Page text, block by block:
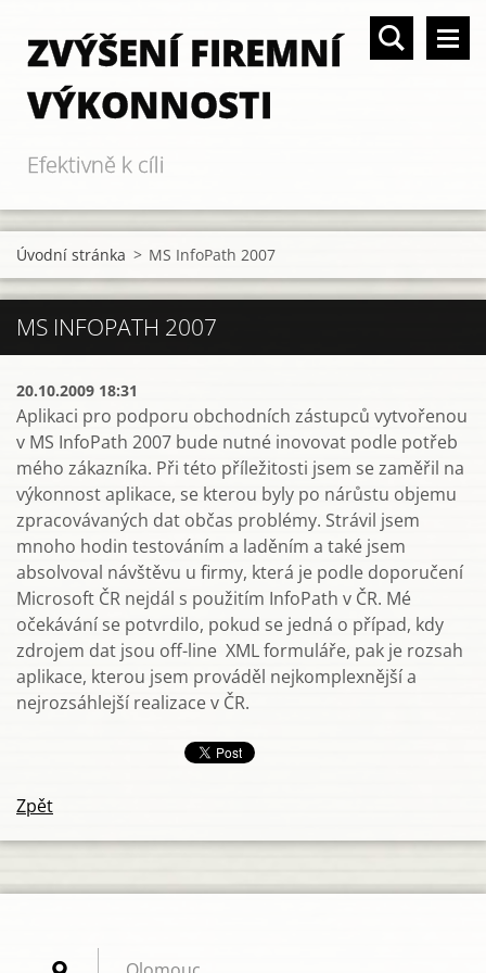
ZVÝŠENÍ FIREMNÍ
VÝKONNOSTI
Efektivně k cíli
Úvodní stránka > MS InfoPath 2007
MS INFOPATH 2007
20.10.2009 18:31
Aplikaci pro podporu obchodních zástupců vytvořenou
v MS InfoPath 2007 bude nutné inovovat podle potřeb
mého zákazníka. Při této příležitosti jsem se zaměřil na
výkonnost aplikace, se kterou byly po nárůstu objemu
zpracovávaných dat občas problémy. Strávil jsem
mnoho hodin testováním a laděním a také jsem
absolvoval návštěvu u firmy, která je podle doporučení
Microsoft ČR nejdál s použitím InfoPath v ČR. Mé
očekávání se potvrdilo, pokud se jedná o případ, kdy
zdrojem dat jsou off-line XML formuláře, pak je rozsah
aplikace, kterou jsem prováděl nejkomplexnější a
nejrozsáhlejší realizace v ČR.
Zpět